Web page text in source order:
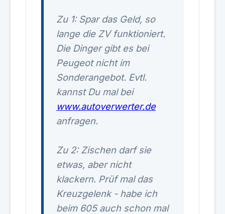
Zu 1: Spar das Geld, so
lange die ZV funktioniert.
Die Dinger gibt es bei
Peugeot nicht im
Sonderangebot. Evtl.
kannst Du mal bei
www.autoverwerter.de
anfragen.
Zu 2: Zischen darf sie
etwas, aber nicht
klackern. Prüf mal das
Kreuzgelenk - habe ich
beim 605 auch schon mal